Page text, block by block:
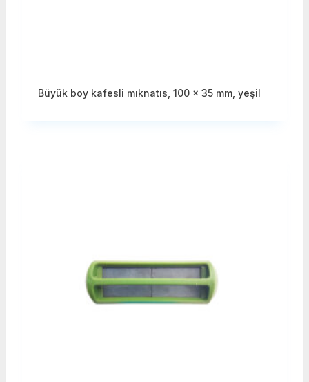
Büyük boy kafesli mıknatıs, 100 x 35 mm, yeşil